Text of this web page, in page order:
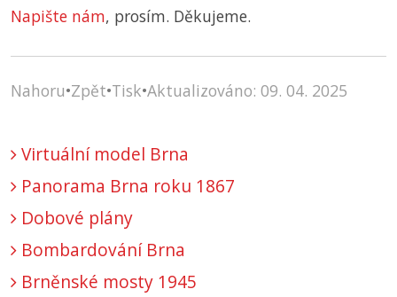
Napište nám, prosím. Děkujeme.
Nahoru•Zpět•Tisk•Aktualizováno: 09. 04. 2025
Virtuální model Brna
Panorama Brna roku 1867
Dobové plány
Bombardování Brna
Brněnské mosty 1945